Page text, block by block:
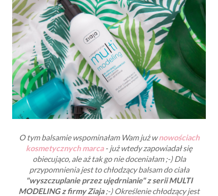
O tym balsamie wspominałam Wam już wnowościach
kosmetycznych marca - już wtedy zapowiadał się
obiecująco, ale aż tak go nie doceniałam ;-) Dla
przypomnienia jest to chłodzący balsam do ciała
"wyszczuplanie przez ujędrnianie" z serii MULTI
MODELING z firmy Ziaja ;-) Określenie chłodzący jest